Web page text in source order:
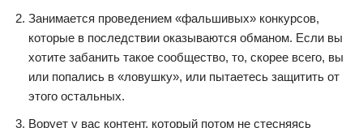
Занимается проведением «фальшивых» конкурсов,
которые в последствии оказываются обманом. Если вы
хотите забанить такое сообщество, то, скорее всего, вы
или попались в «ловушку», или пытаетесь защитить от
этого остальных.
Ворует у вас контент, который потом не стесняясь